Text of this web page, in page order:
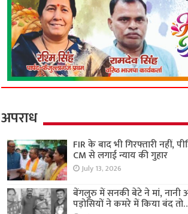
अपराध
FIR के बाद भी गिरफ्तारी नहीं,
CM से लगाई न्याय की गुहार
July 13, 2026
बेंगलुरु में सनकी बेटे ने मां, नानी
पड़ोसियों ने कमरे में किया बंद